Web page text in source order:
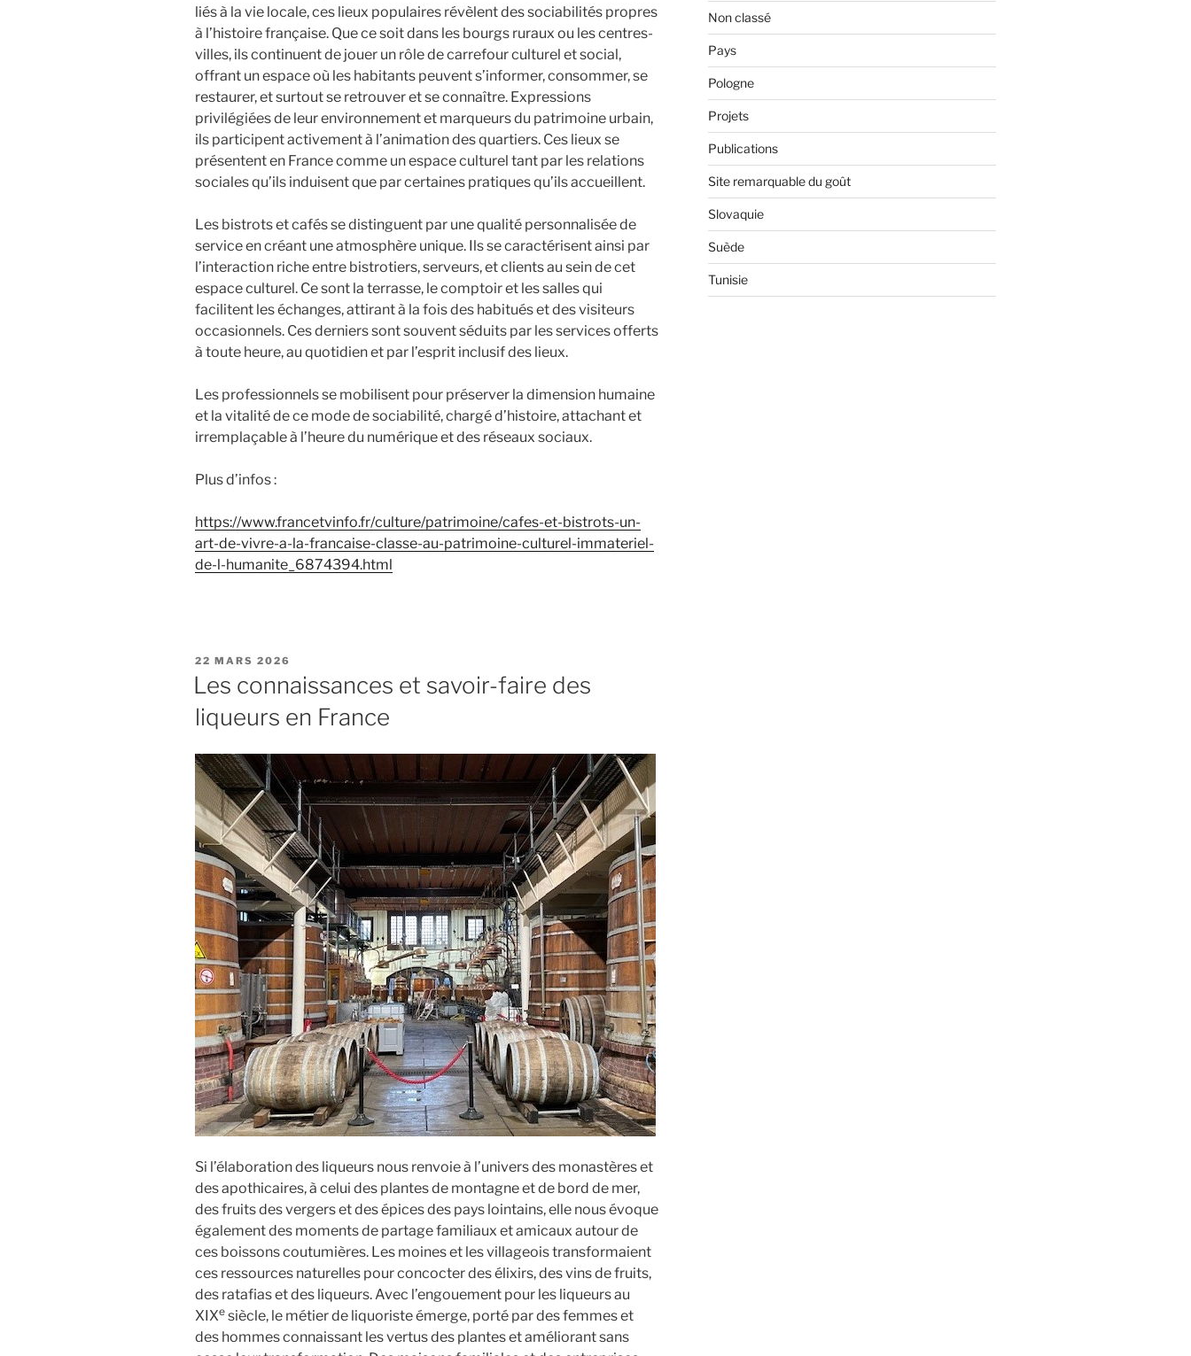
liés à la vie locale, ces lieux populaires révèlent des sociabilités propres
à l’histoire française. Que ce soit dans les bourgs ruraux ou les centres-
villes, ils continuent de jouer un rôle de carrefour culturel et social,
offrant un espace où les habitants peuvent s’informer, consommer, se
restaurer, et surtout se retrouver et se connaître. Expressions
privilégiées de leur environnement et marqueurs du patrimoine urbain,
ils participent activement à l’animation des quartiers. Ces lieux se
présentent en France comme un espace culturel tant par les relations
sociales qu’ils induisent que par certaines pratiques qu’ils accueillent.
Les bistrots et cafés se distinguent par une qualité personnalisée de
service en créant une atmosphère unique. Ils se caractérisent ainsi par
l’interaction riche entre bistrotiers, serveurs, et clients au sein de cet
espace culturel. Ce sont la terrasse, le comptoir et les salles qui
facilitent les échanges, attirant à la fois des habitués et des visiteurs
occasionnels. Ces derniers sont souvent séduits par les services offerts
à toute heure, au quotidien et par l’esprit inclusif des lieux.
Les professionnels se mobilisent pour préserver la dimension humaine
et la vitalité de ce mode de sociabilité, chargé d’histoire, attachant et
irremplaçable à l’heure du numérique et des réseaux sociaux.
Plus d’infos :
https://www.francetvinfo.fr/culture/patrimoine/cafes-et-bistrots-un-
art-de-vivre-a-la-francaise-classe-au-patrimoine-culturel-immateriel-
de-l-humanite_6874394.html
PUBLIÉ
LE
22 MARS 2026
Les connaissances et savoir-faire des
liqueurs en France
Si l’élaboration des liqueurs nous renvoie à l’univers des monastères et
des apothicaires, à celui des plantes de montagne et de bord de mer,
des fruits des vergers et des épices des pays lointains, elle nous évoque
également des moments de partage familiaux et amicaux autour de
ces boissons coutumières. Les moines et les villageois transformaient
ces ressources naturelles pour concocter des élixirs, des vins de fruits,
des ratafias et des liqueurs. Avec l’engouement pour les liqueurs au
XIXe siècle, le métier de liquoriste émerge, porté par des femmes et
des hommes connaissant les vertus des plantes et améliorant sans
Non classé
Pays
Pologne
Projets
Publications
Site remarquable du goût
Slovaquie
Suède
Tunisie